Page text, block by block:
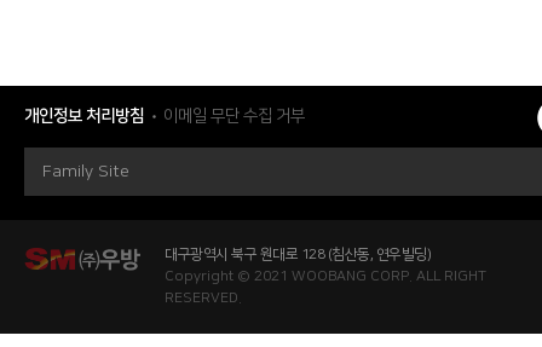
개인정보 처리방침 이메일 무단 수집 거부
Family Site
대구광역시 북구 원대로 128 (침산동, 연우빌딩)
Copyright © 2021 WOOBANG CORP. ALL RIGHT
RESERVED.